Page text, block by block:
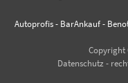
Autoprofis - BarAnkauf-
Copyright
Datenschutz -